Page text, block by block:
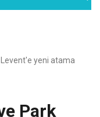
yeni atama
Park